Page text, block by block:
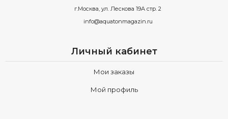
г.Москва, ул. Лескова 19А стр. 2
info@aquatonmagazin.ru
Личный кабинет
Мои заказы
Мой профиль